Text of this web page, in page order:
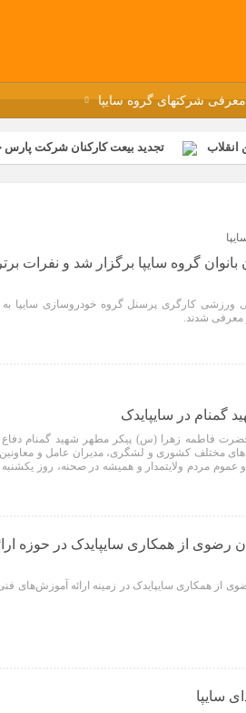
معرفی شرکتهای گروه سایپا
تجدید بیعت کارکنان شرکت پارس
مگاموتور تیم شهدای مگاموتور
گروه سایپا برگزار شد و نفرات
ورزشی کارگری پرسنل گروه خودروسازی سایپا
معرفی شدند.
گمنام در سایپایدک
فاطمه زهرا (س) پیکر مطهر شهید گمنام
مختلف کشوری و لشگری، مدیران عامل و معاونین
از همکاری سایپایدک در حوزه
از همکاری سایپایدک در زمینه ارائه آموزش‌های
سایپا